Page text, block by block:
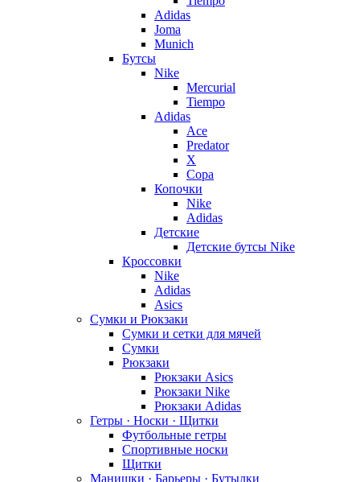
Adidas
Joma
Munich
Бутсы
Nike
Mercurial
Tiempo
Adidas
Ace
Predator
X
Copa
Копочки
Nike
Adidas
Детские
Детские бутсы Nike
Кроссовки
Nike
Adidas
Asics
Сумки и Рюкзаки
Сумки и сетки для мячей
Сумки
Рюкзаки
Рюкзаки Asics
Рюкзаки Nike
Рюкзаки Adidas
Гетры · Носки · Щитки
Футбольные гетры
Спортивные носки
Щитки
Манишки · Барьеры · Бутылки